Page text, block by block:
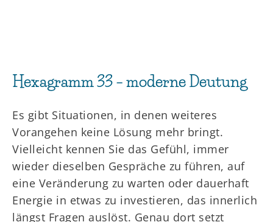
Hexagramm 33 – moderne Deutung
Es gibt Situationen, in denen weiteres
Vorangehen keine Lösung mehr bringt.
Vielleicht kennen Sie das Gefühl, immer
wieder dieselben Gespräche zu führen, auf
eine Veränderung zu warten oder dauerhaft
Energie in etwas zu investieren, das innerlich
längst Fragen auslöst. Genau dort setzt